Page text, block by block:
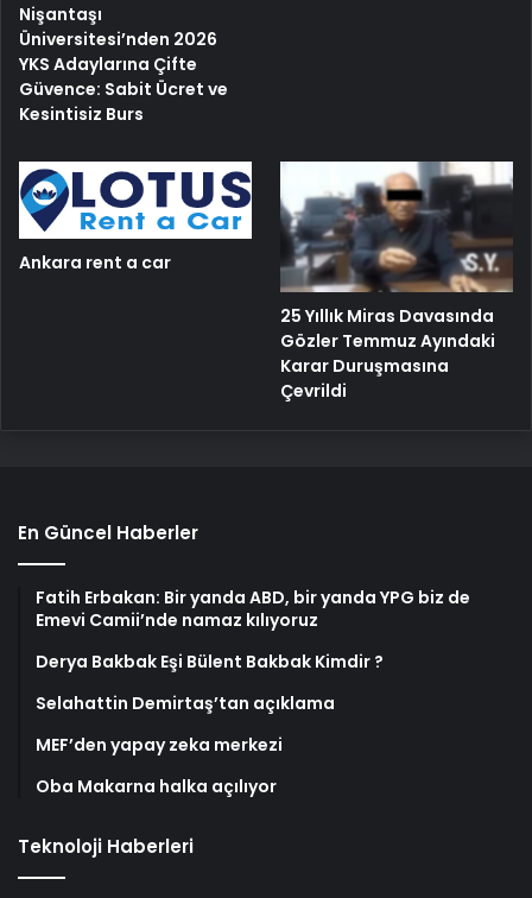
Nişantaşı
Üniversitesi’nden 2026
YKS Adaylarına Çifte
Güvence: Sabit Ücret ve
Kesintisiz Burs
Ankara rent a car
25 Yıllık Miras Davasında
Gözler Temmuz Ayındaki
Karar Duruşmasına
Çevrildi
En Güncel Haberler
Fatih Erbakan: Bir yanda ABD, bir yanda YPG biz de
Emevi Camii’nde namaz kılıyoruz
Derya Bakbak Eşi Bülent Bakbak Kimdir ?
Selahattin Demirtaş’tan açıklama
MEF’den yapay zeka merkezi
Oba Makarna halka açılıyor
Teknoloji Haberleri